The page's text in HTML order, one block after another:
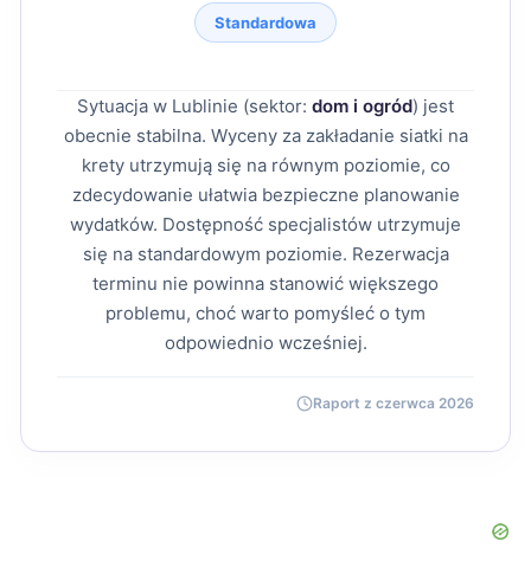
Standardowa
Sytuacja w Lublinie (sektor: dom i ogród) jest
obecnie stabilna. Wyceny za zakładanie siatki na
krety utrzymują się na równym poziomie, co
zdecydowanie ułatwia bezpieczne planowanie
wydatków. Dostępność specjalistów utrzymuje
się na standardowym poziomie. Rezerwacja
terminu nie powinna stanowić większego
problemu, choć warto pomyśleć o tym
odpowiednio wcześniej.
Raport z czerwca 2026